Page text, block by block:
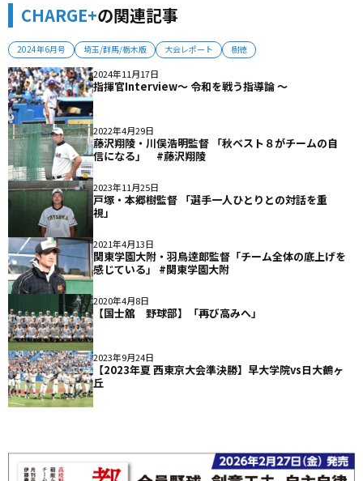
CHARGE+の関連記事
2024年6月号 埼玉/群馬/栃木版 大会レポート 樹徳
2024年11月17日
指揮官Interview〜 令和を戦う指導論 〜
2022年4月29日
藤沢翔陵・川俣浩明監督 「秋ベスト８がチームの自
信になる」 #藤沢翔陵
2023年11月25日
戸塚・本郷樹監督 「選手一人ひとりとの対話を重
視」
2021年4月13日
関東学園大附・羽鳥逹郎監督「チーム全体の底上げを
感じている」 #関東学園大附
2020年4月8日
【国士舘 野球部】「再び高みへ」
2023年9月24日
【2023年夏 西東京大会準決勝】早大学院vs日大鶴ヶ
丘